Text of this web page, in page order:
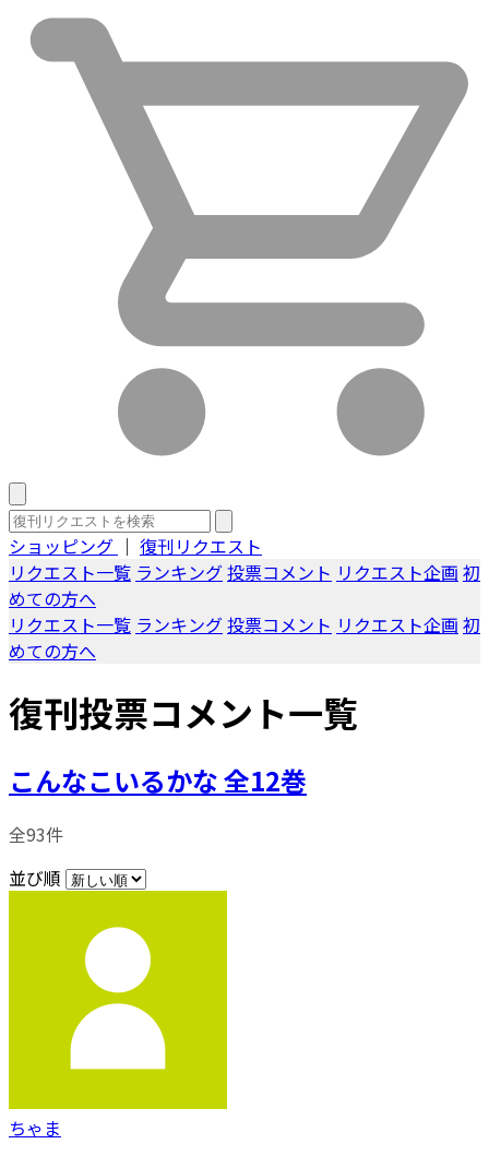
ショッピング ｜ 復刊リクエスト
リクエスト一覧 ランキング投票コメント リクエスト企画 初
めての方へ
リクエスト一覧 ランキング投票コメント リクエスト企画 初
めての方へ
復刊投票コメント一覧
こんなこいるかな 全12巻
全93件
並び順
ちゃま